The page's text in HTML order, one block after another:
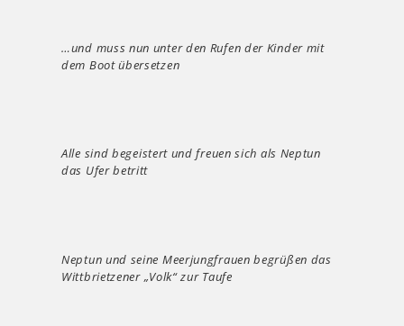
…und muss nun unter den Rufen der Kinder mit
dem Boot übersetzen
Alle sind begeistert und freuen sich als Neptun
das Ufer betritt
Neptun und seine Meerjungfrauen begrüßen das
Wittbrietzener „Volk“ zur Taufe